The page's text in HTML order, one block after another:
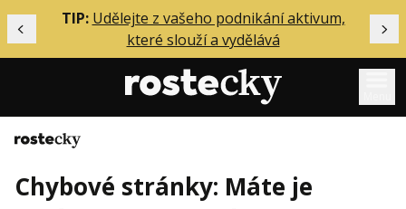
Předchozí
TIP: Udělejte z vašeho podnikání aktivum,
které slouží a vydělává
Mentoring
Podcasty
Domů
Chybové stránky: Máte je